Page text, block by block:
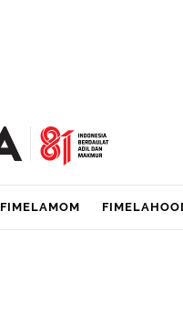
FIMELAMOM